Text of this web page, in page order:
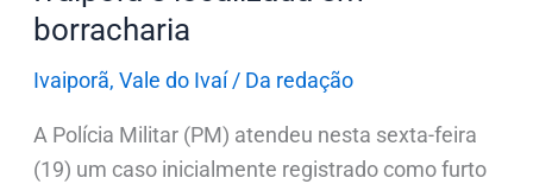
borracharia
Ivaiporã, Vale do Ivaí/ Da redação
A Polícia Militar (PM) atendeu nesta sexta-feira
(19) um caso inicialmente registrado como furto